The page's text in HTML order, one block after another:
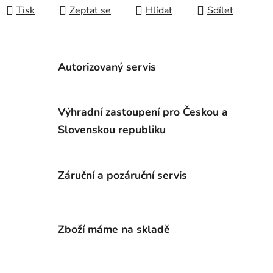
Tisk Zeptat se Hlídat Sdílet
Autorizovaný servis
Výhradní zastoupení pro Českou a
Slovenskou republiku
Záruční a pozáruční servis
Zboží máme na skladě